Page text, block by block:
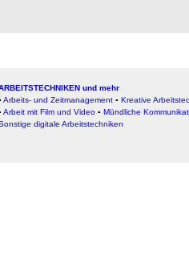
und mehr
Arbeits- und Zeitmanagement ▪ Kreative
Arbeit mit Film und Video ▪ Mündliche
digitale Arbeitstechniken